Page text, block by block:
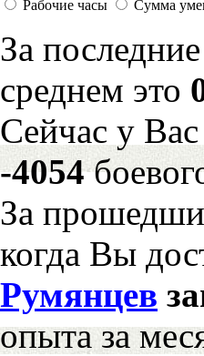
Рабочие часы
Сумма
За последние
среднем это
Сейчас у Вас
-4054
За
когда Вы
Румянцев
опыта за